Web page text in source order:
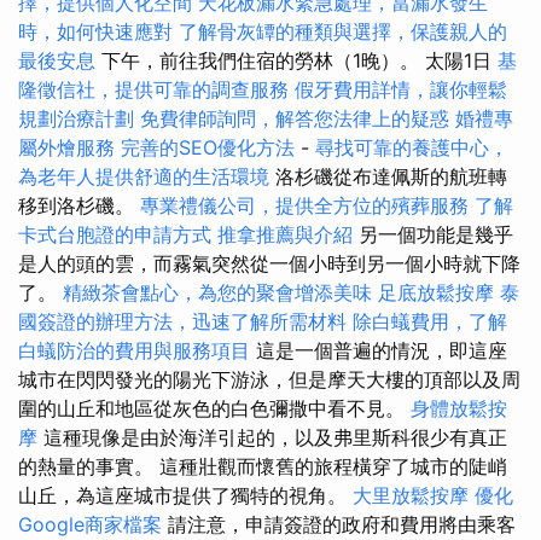
時，如何快速應對 了解骨灰罈的種類與選擇，保護親人的
最後安息 下午，前往我們住宿的勞林（1晚）。 太陽1日 基
隆徵信社，提供可靠的調查服務 假牙費用詳情，讓你輕鬆
規劃治療計劃 免費律師詢問，解答您法律上的疑惑 婚禮專
屬外燴服務 完善的SEO優化方法 - 尋找可靠的養護中心，
為老年人提供舒適的生活環境 洛杉磯從布達佩斯的航班轉
移到洛杉磯。 專業禮儀公司，提供全方位的殯葬服務 了解
卡式台胞證的申請方式 推拿推薦與介紹 另一個功能是幾乎
是人的頭的雲，而霧氣突然從一個小時到另一個小時就下降
了。 精緻茶會點心，為您的聚會增添美味 足底放鬆按摩 泰
國簽證的辦理方法，迅速了解所需材料 除白蟻費用，了解
白蟻防治的費用與服務項目 這是一個普遍的情況，即這座
城市在閃閃發光的陽光下游泳，但是摩天大樓的頂部以及周
圍的山丘和地區從灰色的白色彌撒中看不見。 身體放鬆按
摩 這種現像是由於海洋引起的，以及弗里斯科很少有真正
的熱量的事實。 這種壯觀而懷舊的旅程橫穿了城市的陡峭
山丘，為這座城市提供了獨特的視角。 大里放鬆按摩 優化
Google商家檔案 請注意，申請簽證的政府和費用將由乘客